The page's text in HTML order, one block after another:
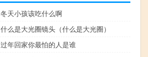
冬天小孩该吃什么啊
什么是大光圈镜头（什么是大光圈）
过年回家你最怕的人是谁